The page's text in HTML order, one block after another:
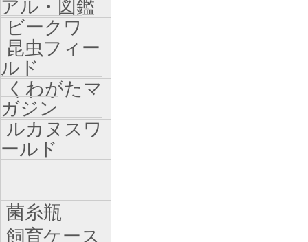
アル・図鑑
ビークワ
昆虫フィー
ルド
くわがたマ
ガジン
ルカヌスワ
ールド
菌糸瓶
飼育ケース